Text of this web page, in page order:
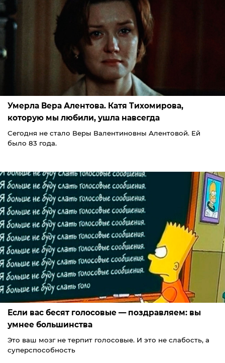
Умерла Вера Алентова. Катя Тихомирова,
которую мы любили, ушла навсегда
Сегодня не стало Веры Валентиновны Алентовой. Ей
было 83 года.
Если вас бесят голосовые — поздравляем: вы
умнее большинства
Это ваш мозг не терпит голосовые. И это не слабость, а
суперспособность